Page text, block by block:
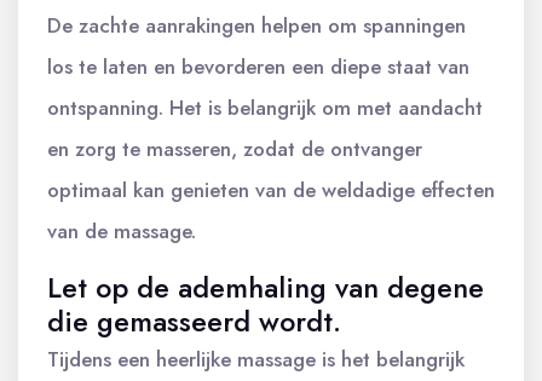
De zachte aanrakingen helpen om spanningen
los te laten en bevorderen een diepe staat van
ontspanning. Het is belangrijk om met aandacht
en zorg te masseren, zodat de ontvanger
optimaal kan genieten van de weldadige effecten
van de massage.
Let op de ademhaling van degene
die gemasseerd wordt.
Tijdens een heerlijke massage is het belangrijk